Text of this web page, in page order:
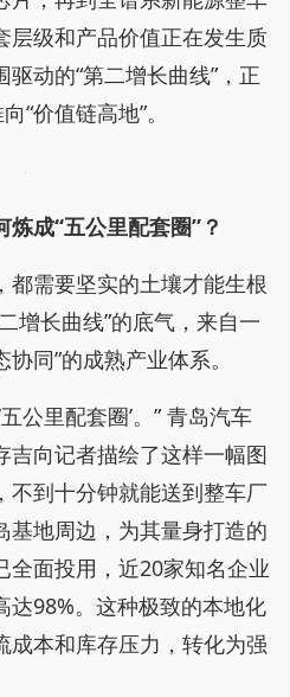
级和产品价值正在发生质
动的“第二增长曲线”，正
“价值链高地”。
成“五公里配套圈”？
都需要坚实的土壤才能生根
增长曲线”的底气，来自一
同”的成熟产业体系。
公里配套圈’。” 青岛汽车
吉向记者描绘了这样一幅图
不到十分钟就能送到整车厂
基地周边，为其量身打造的
全面投用，近20家知名企业
达98%。这种极致的本地化
成本和库存压力，转化为强